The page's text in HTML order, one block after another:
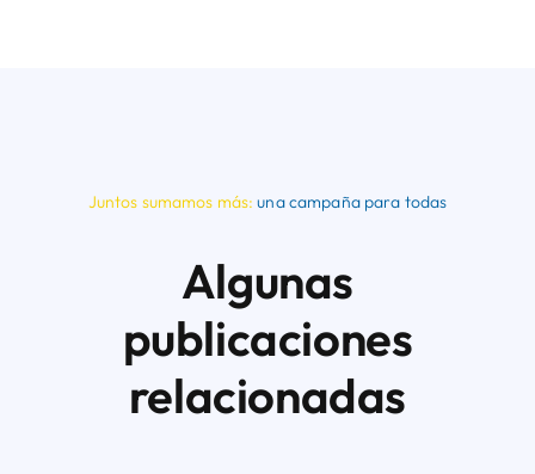
Juntos sumamos más:una campaña para todas
Algunas
publicaciones
relacionadas